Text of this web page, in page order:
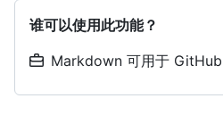
谁可以使用此功能？
Markdown 可用于 GitHub